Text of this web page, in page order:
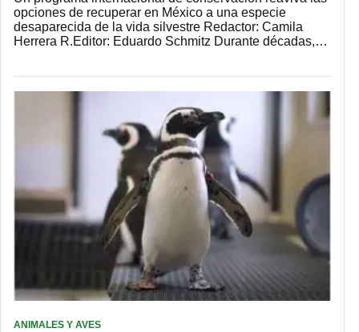
opciones de recuperar en México a una especie
desaparecida de la vida silvestre Redactor: Camila
Herrera R.Editor: Eduardo Schmitz Durante décadas,…
ANIMALES Y AVES